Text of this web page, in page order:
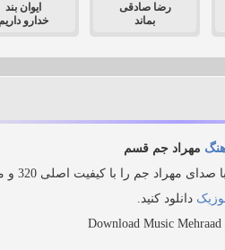
رضا صادقی
بماند
ایوان بند
خدارو داریم
آهنگ مهراد جم قسم
مهراد جم را با کیفیت اصلی 320 و متن از
دانلود کنید.
Download Music Mehraad